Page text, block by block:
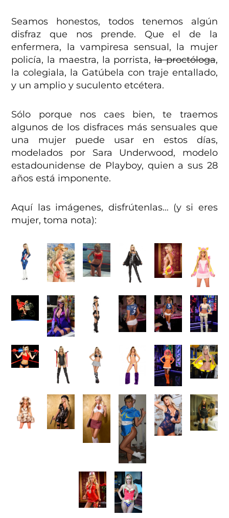
Seamos honestos, todos tenemos algún
disfraz que nos prende. Que el de la
enfermera, la vampiresa sensual, la mujer
policía, la maestra, la porrista, la proctóloga,
la colegiala, la Gatúbela con traje entallado,
y un amplio y suculento etcétera.
Sólo porque nos caes bien, te traemos
algunos de los disfraces más sensuales que
una mujer puede usar en estos días,
modelados por Sara Underwood, modelo
estadounidense de Playboy, quien a sus 28
años está imponente.
Aquí las imágenes, disfrútenlas… (y si eres
mujer, toma nota):